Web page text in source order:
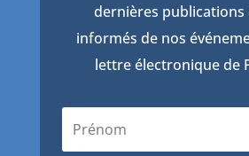
dernières publications
informés de nos
lettre électronique de